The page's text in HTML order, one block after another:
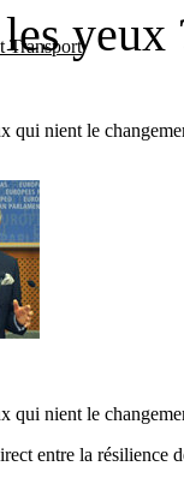
Transportyeux
qui nient le
qui nient le
entre la résilience